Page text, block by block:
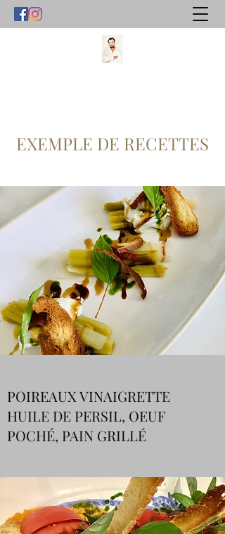
EXEMPLE DE RECETTES
POIREAUX VINAIGRETTE
HUILE DE PERSIL, OEUF
POCHÉ, PAIN GRILLÉ